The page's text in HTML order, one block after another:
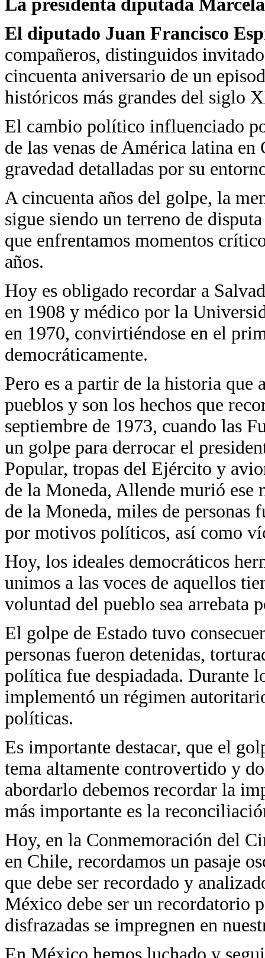
La presidenta diputada
El diputado Juan Francisco
compañeros, distinguidos
cincuenta aniversario de un
históricos más grandes del siglo
El cambio político influenciado
de las venas de América latina
gravedad detalladas por su
A cincuenta años del golpe, la
sigue siendo un terreno de
que enfrentamos momentos
años.
Hoy es obligado recordar a
en 1908 y médico por la
en 1970, convirtiéndose en el
democráticamente.
Pero es a partir de la historia que
pueblos y son los hechos que
septiembre de 1973, cuando las
un golpe para derrocar el
Popular, tropas del Ejército y
de la Moneda, Allende murió ese
de la Moneda, miles de personas
por motivos políticos, así como
Hoy, los ideales democráticos
unimos a las voces de aquellos
voluntad del pueblo sea arrebata
El golpe de Estado tuvo
personas fueron detenidas,
política fue despiadada. Durante
implementó un régimen
políticas.
Es importante destacar, que el
tema altamente controvertido y
abordarlo debemos recordar la
más importante es la
Hoy, en la Conmemoración del
en Chile, recordamos un pasaje
que debe ser recordado y
México debe ser un recordatorio
disfrazadas se impregnen en
En México hemos luchado y